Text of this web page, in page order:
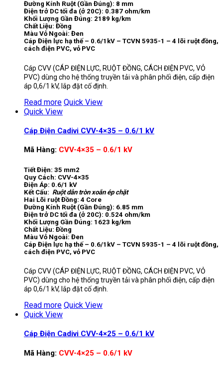
Đường Kính Ruột (Gần Đúng): 8 mm
Điện trở DC tối đa (ở 20C): 0.387 ohm/km
Khối Lượng Gần Đúng: 2189 kg/km
Chất Liệu: Đồng
Màu Vỏ Ngoài: Đen
Cáp Điện lực hạ thế – 0.6/1kV – TCVN 5935-1 – 4 lõi ruột đồng,
cách điện PVC, vỏ PVC
Cáp CVV (CÁP ĐIỆN LỰC, RUỘT ĐỒNG, CÁCH ĐIỆN PVC, VỎ
PVC) dùng cho hệ thống truyền tải và phân phối điện, cấp điện
áp 0,6/1 kV, lắp đặt cố định.
Read more Quick View
Quick View
Cáp Điện Cadivi CVV-4×35 – 0.6/1 kV
Mã Hàng: CVV-4×35 – 0.6/1 kV
Tiết Điện: 35 mm2
Quy Cách: CVV-4×35
Điện Áp: 0.6/1 kV
Kết Cấu: Ruột dẫn tròn xoắn ép chặt
Hai Lõi ruột Đồng: 4 Core
Đường Kính Ruột (Gần Đúng): 6.85 mm
Điện trở DC tối đa (ở 20C): 0.524 ohm/km
Khối Lượng Gần Đúng: 1623 kg/km
Chất Liệu: Đồng
Màu Vỏ Ngoài: Đen
Cáp Điện lực hạ thế – 0.6/1kV – TCVN 5935-1 – 4 lõi ruột đồng,
cách điện PVC, vỏ PVC
Cáp CVV (CÁP ĐIỆN LỰC, RUỘT ĐỒNG, CÁCH ĐIỆN PVC, VỎ
PVC) dùng cho hệ thống truyền tải và phân phối điện, cấp điện
áp 0,6/1 kV, lắp đặt cố định.
Read more Quick View
Quick View
Cáp Điện Cadivi CVV-4×25 – 0.6/1 kV
Mã Hàng: CVV-4×25 – 0.6/1 kV